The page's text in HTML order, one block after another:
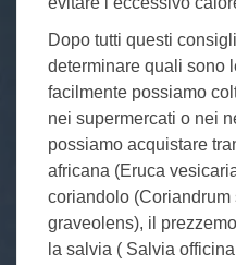
Dopo tutti questi
determinare quali sono
facilmente possiamo
nei supermercati o nei
possiamo acquistare
africana (Eruca
coriandolo (Coriandrum
graveolens), il
la salvia ( Salvia